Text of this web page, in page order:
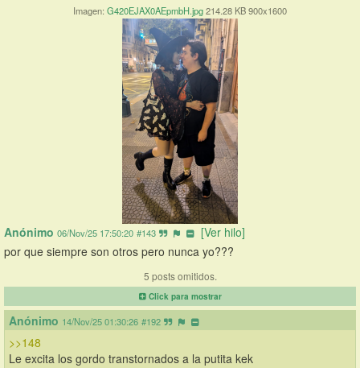
Imagen: G420EJAX0AEpmbH.jpg214.28 KB 900x1600
Anónimo 06/Nov/25 17:50:20 #143
[Ver hilo]
por que siempre son otros pero nunca yo???
5 posts omitidos.
Click para mostrar
Anónimo 14/Nov/25 01:30:26 #192
>>148
Le excita los gordo transtornados a la putita kek